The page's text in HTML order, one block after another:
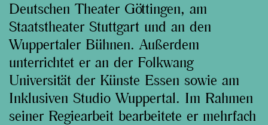
Deutschen Theater Göttingen, am
Staatstheater Stuttgart und an den
Wuppertaler Bühnen. Außerdem
unterrichtet er an der Folkwang
Universität der Künste Essen sowie am
Inklusiven Studio Wuppertal. Im Rahmen
seiner Regiearbeit bearbeitete er mehrfach